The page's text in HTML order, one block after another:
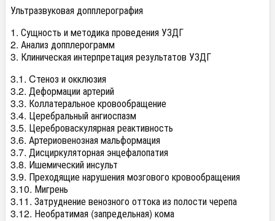
Ультразвуковая допплерография
1. Сущность и методика проведения УЗДГ
2. Анализ допплерограмм
3. Клиническая интерпретация результатов УЗДГ
3.1. Cтеноз и окклюзия
3.2. Деформации артерий
3.3. Коллатеральное кровообращение
3.4. Церебральный ангиоспазм
3.5. Цереброваскулярная реактивность
3.6. Артериовенозная мальформация
3.7. Дисциркуляторная энцефалопатия
3.8. Ишемический инсульт
3.9. Преходящие нарушения мозгового кровообращения
3.10. Мигрень
3.11. Затруднение венозного оттока из полости черепа
3.12. Необратимая (запредельная) кома